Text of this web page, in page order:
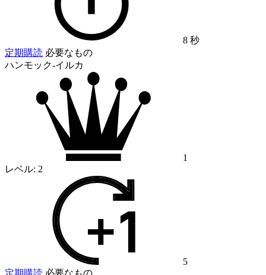
8 秒
定期購読 必要なもの
ハンモック-イルカ
1
レベル: 2
5